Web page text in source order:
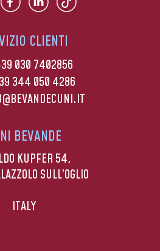
CLIENTI
030 7402856
344 050 4286
BEVANDE
KUPFER 54,
SULL’OGLIO
ITALY